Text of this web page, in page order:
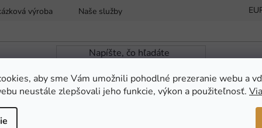
aby sme Vám umožnili pohodlné prezeranie webu a
neustále zlepšovali jeho funkcie, výkon a použiteľnosť.
výroba Naše služby Reklamácia a vrátenie tovaru